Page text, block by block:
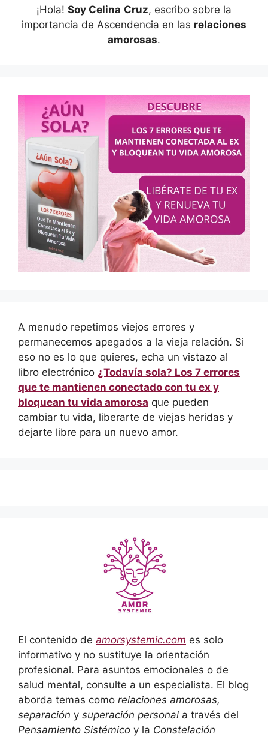
¡Hola! Soy Celina Cruz, escribo sobre la
importancia de Ascendencia en las relaciones
amorosas.
A menudo repetimos viejos errores y
permanecemos apegados a la vieja relación. Si
eso no es lo que quieres, echa un vistazo al
libro electrónico ¿Todavía sola? Los 7 errores
que te mantienen conectado con tu ex y
bloquean tu vida amorosa que pueden
cambiar tu vida, liberarte de viejas heridas y
dejarte libre para un nuevo amor.
El contenido de amorsystemic.com es solo
informativo y no sustituye la orientación
profesional. Para asuntos emocionales o de
salud mental, consulte a un especialista. El blog
aborda temas como relaciones amorosas,
separación y superación personal a través del
Pensamiento Sistémico y la Constelación